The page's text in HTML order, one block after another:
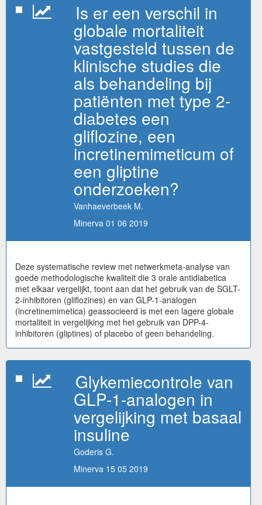
Is er een verschil in
globale mortaliteit
vastgesteld tussen de
klinische studies die
als behandeling bij
patiënten met type 2-
diabetes een
gliflozine, een
incretinemimeticum of
een gliptine
onderzoeken?
Vanhaeverbeek M.
Minerva 01 06 2019
Deze systematische review met netwerkmeta-analyse van
goede methodologische kwaliteit die 3 orale antidiabetica
met elkaar vergelijkt, toont aan dat het gebruik van de SGLT-
2-inhibitoren (gliflozines) en van GLP-1-analogen
(incretinemimetica) geassocieerd is met een lagere globale
mortaliteit in vergelijking met het gebruik van DPP-4-
inhibitoren (gliptines) of placebo of geen behandeling.
Glykemiecontrole van
GLP-1-analogen in
vergelijking met basaal
insuline
Goderis G.
Minerva 15 05 2019